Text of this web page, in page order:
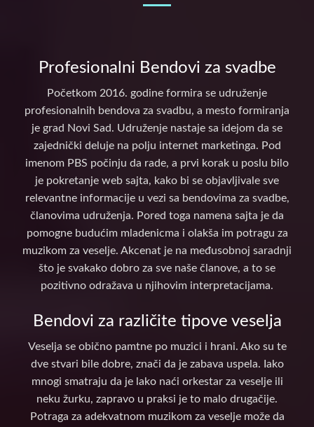
Profesionalni Bendovi za svadbe
Početkom 2016. godine formira se udruženje
profesionalnih bendova za svadbu, a mesto formiranja
je grad Novi Sad. Udruženje nastaje sa idejom da se
zajednički deluje na polju internet marketinga. Pod
imenom PBS počinju da rade, a prvi korak u poslu bilo
je pokretanje web sajta, kako bi se objavljivale sve
relevantne informacije u vezi sa bendovima za svadbe,
članovima udruženja. Pored toga namena sajta je da
pomogne budućim mladenicma i olakša im potragu za
muzikom za veselje. Akcenat je na međusobnoj saradnji
što je svakako dobro za sve naše članove, a to se
pozitivno odražava u njihovim interpretacijama.
Bendovi za različite tipove veselja
Veselja se obično pamtne po muzici i hrani. Ako su te
dve stvari bile dobre, znači da je zabava uspela. Iako
mnogi smatraju da je lako naći orkestar za veselje ili
neku žurku, zapravo u praksi je to malo drugačije.
Potraga za adekvatnom muzikom za veselje može da